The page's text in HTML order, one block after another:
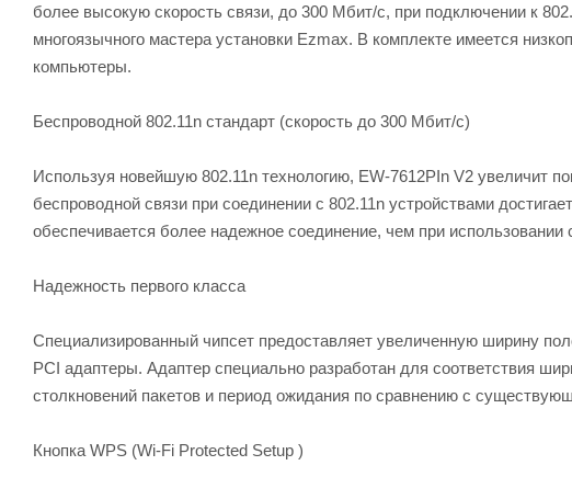
более высокую скорость связи, до 300 Мбит/с, при подключении к
многоязычного мастера установки Ezmax. В комплекте имеется
компьютеры.
Беспроводной 802.11n стандарт (скорость до 300 Мбит/с)
Используя новейшую 802.11n технологию, EW-7612PIn V2 увеличит
беспроводной связи при соединении с 802.11n устройствами
обеспечивается более надежное соединение, чем при использовании
Надежность первого класса
Специализированный чипсет предоставляет увеличенную ширину
PCI адаптеры. Адаптер специально разработан для соответствия
столкновений пакетов и период ожидания по сравнению с
Кнопка WPS (Wi-Fi Protected Setup )